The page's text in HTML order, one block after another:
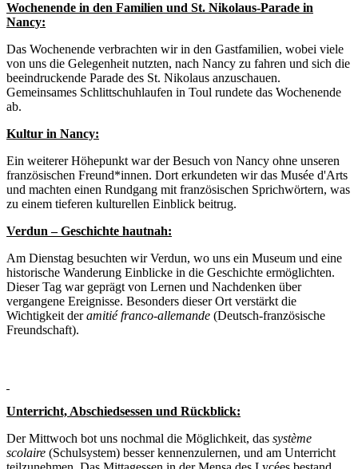
Wochenende in den Familien und St. Nikolaus-Parade in
Nancy:
Das Wochenende verbrachten wir in den Gastfamilien, wobei viele
von uns die Gelegenheit nutzten, nach Nancy zu fahren und sich die
beeindruckende Parade des St. Nikolaus anzuschauen.
Gemeinsames Schlittschuhlaufen in Toul rundete das Wochenende
ab.
Kultur in Nancy:
Ein weiterer Höhepunkt war der Besuch von Nancy ohne unseren
französischen Freund*innen. Dort erkundeten wir das Musée d'Arts
und machten einen Rundgang mit französischen Sprichwörtern, was
zu einem tieferen kulturellen Einblick beitrug.
Verdun – Geschichte hautnah:
Am Dienstag besuchten wir Verdun, wo uns ein Museum und eine
historische Wanderung Einblicke in die Geschichte ermöglichten.
Dieser Tag war geprägt von Lernen und Nachdenken über
vergangene Ereignisse. Besonders dieser Ort verstärkt die
Wichtigkeit deramitié franco-allemande (Deutsch-französische
Freundschaft).
Unterricht, Abschiedsessen und Rückblick:
Der Mittwoch bot uns nochmal die Möglichkeit, das système
scolaire (Schulsystem) besser kennenzulernen, und am Unterricht